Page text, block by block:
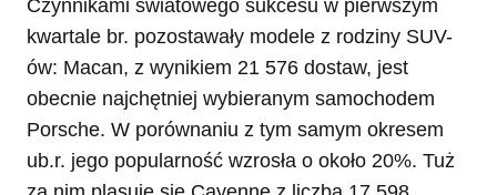
Czynnikami światowego sukcesu w pierwszym
kwartale br. pozostawały modele z rodziny SUV-
ów: Macan, z wynikiem 21 576 dostaw, jest
obecnie najchętniej wybieranym samochodem
Porsche. W porównaniu z tym samym okresem
ub.r. jego popularność wzrosła o około 20%. Tuż